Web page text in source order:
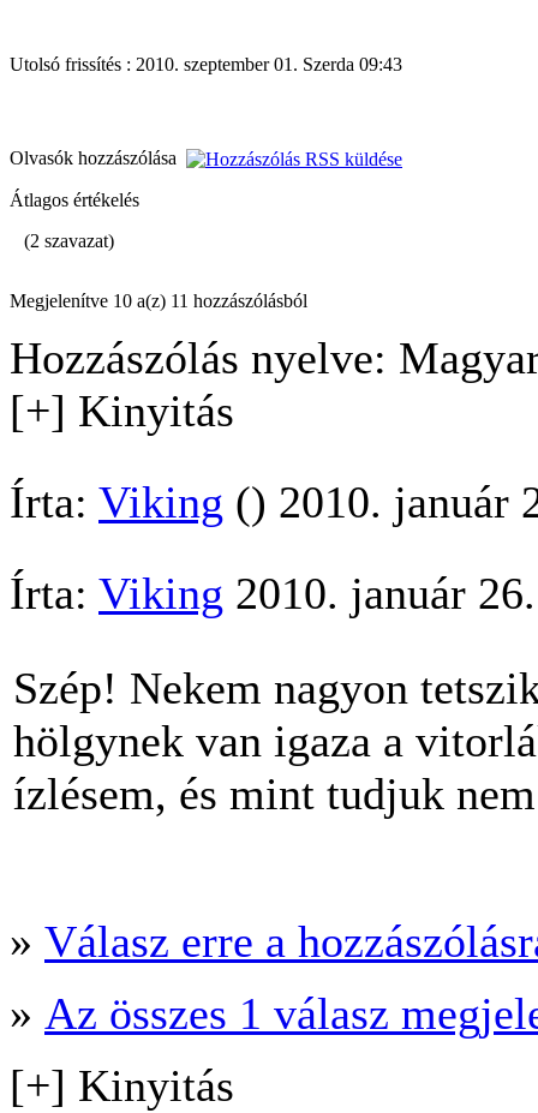
Utolsó frissítés : 2010. szeptember 01. Szerda 09:43
Olvasók hozzászólása
Átlagos értékelés
(2 szavazat)
Megjelenítve 10 a(z) 11 hozzászólásból
Hozzászólás nyelve:
[+] Kinyitás
Írta: Viking () 2010. január
Írta: Viking 2010. január
Szép! Nekem nagyon
hölgynek van igaza a
ízlésem, és mint tudjuk
» Válasz erre a
» Az összes 1 válasz
[+] Kinyitás